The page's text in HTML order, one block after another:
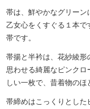
帯は、鮮やかなグリーン
乙女心をくすぐる１本
帯です。
帯揚と半衿は、花紗綾形
思わせる綺麗なピンク
しい一枚で、昔着物のほ
帯締めはこっくりとした